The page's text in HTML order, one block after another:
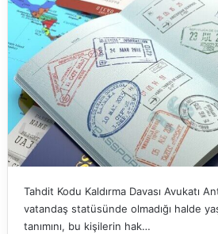
Tahdit Kodu Kaldırma Davası Avukatı
vatandaş statüsünde olmadığı halde
tanımını, bu kişilerin hak…